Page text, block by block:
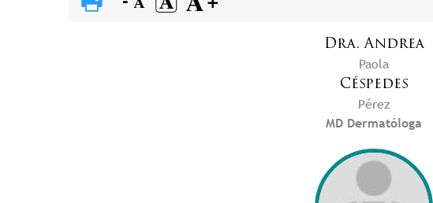
Dra. Andrea
Paola
Céspedes
Pérez
MD Dermatóloga